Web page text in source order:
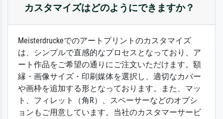
カスタマイズはどのようにできますか？
Meisterdruckeでのアートプリントのカスタマイズ
は、シンプルで直感的なプロセスとなっており、ア
ート作品をご希望の通りにご注文いただけます。額
縁・画像サイズ・印刷媒体を選択し、適切なカバー
や画枠を追加する形となっております。また、マッ
ト、フィレット（角R）、スペーサーなどのオプシ
ョンもご用意しています。当社のカスタマーサービ